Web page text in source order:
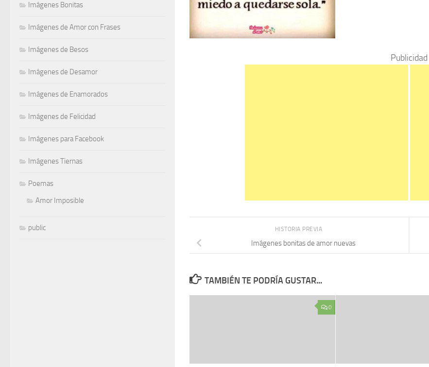
Publicidad
HISTORIA PREVIA
Imágenes bonitas de amor nuevas
TAMBIÉN TE PODRÍA GUSTAR...
0
Imágenes Bonitas
Imágenes de Amor con Frases
Imágenes de Besos
Imágenes de Desamor
Imágenes de Enamorados
Imágenes de Felicidad
Imágenes para Facebook
Imágenes Tiernas
Poemas
Amor Imposible
public